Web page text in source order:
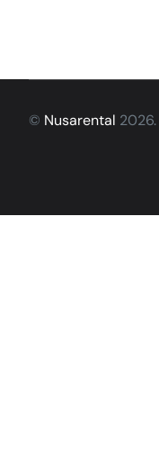
© Nusarental